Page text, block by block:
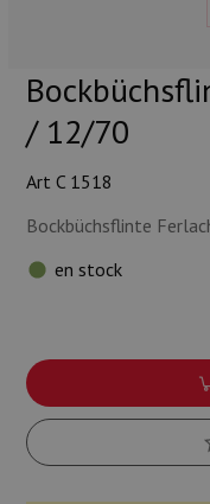
/ 12/70
Art C 1518
Bockbüchsflinte
en stock
NOS CATÉGORIES
Munitions
Lampes et